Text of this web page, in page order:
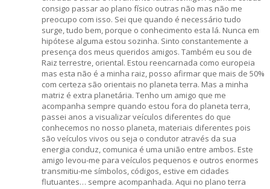
consigo passar ao plano físico outras não mas não me
preocupo com isso. Sei que quando é necessário tudo
surge, tudo bem, porque o conhecimento esta lá. Nunca em
hipótese alguma estou sozinha. Sinto constantemente a
presença dos meus queridos amigos. Também eu sou de
Raiz terrestre, oriental. Estou reencarnada como europeia
mas esta não é a minha raiz, posso afirmar que mais de 50%
com certeza são orientais no planeta terra. Mas a minha
matriz é extra planetária. Tenho um amigo que me
acompanha sempre quando estou fora do planeta terra,
passei anos a visualizar veículos diferentes do que
conhecemos no nosso planeta, materiais diferentes pois
são veículos vivos ou seja o condutor através da sua
energia conduz, comunica é uma união entre ambos. Este
amigo levou-me para veículos pequenos e outros enormes
transmitiu-me símbolos, códigos, estive em cidades
flutuantes… sempre acompanhada. Aqui no plano terra